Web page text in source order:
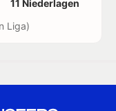
11 Niederlagen
Liga)